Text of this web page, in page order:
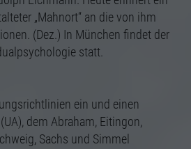
„Mahnort“ an die von ihm
(Dez.) In München findet der
statt.
ein und einen
dem Abraham, Eitingon,
Sachs und Simmel